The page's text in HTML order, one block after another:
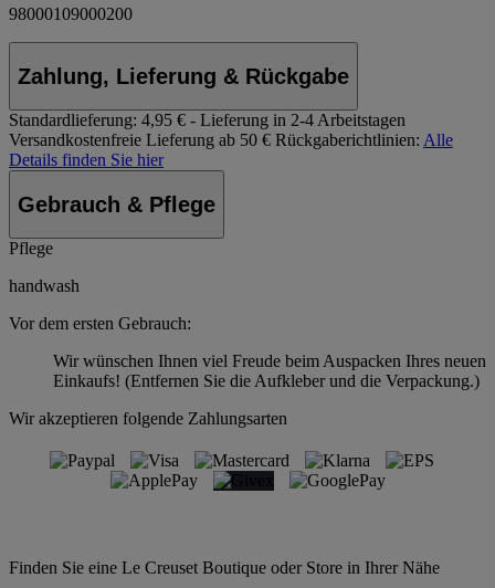
98000109000200
Zahlung, Lieferung & Rückgabe
Standardlieferung: 4,95 € - Lieferung in 2-4 Arbeitstagen
Versandkostenfreie Lieferung ab 50 € Rückgaberichtlinien: Alle
Details finden Sie hier
Gebrauch & Pflege
Pflege
handwash
Vor dem ersten Gebrauch:
Wir wünschen Ihnen viel Freude beim Auspacken Ihres neuen
Einkaufs! (Entfernen Sie die Aufkleber und die Verpackung.)
Wir akzeptieren folgende Zahlungsarten
Finden Sie eine Le Creuset Boutique oder Store in Ihrer Nähe